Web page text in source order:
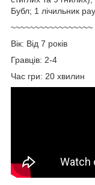
Бубл; 1 лічильник
~~~~~~~~~~~~~~~~~
Вік: Від 7 років
Гравців: 2-4
Час гри: 20 хвилин